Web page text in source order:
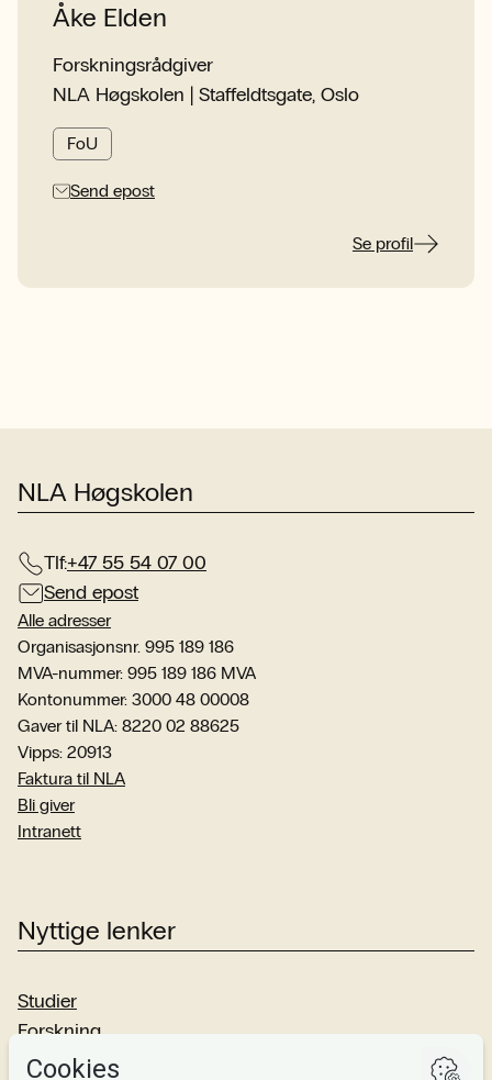
Åke Elden
Forskningsrådgiver
NLA Høgskolen | Staffeldtsgate, Oslo
FoU
Send epost
Se profil
NLA Høgskolen
Tlf:+47 55 54 07 00
Send epost
Alle adresser
Organisasjonsnr. 995 189 186
MVA-nummer: 995 189 186 MVA
Kontonummer: 3000 48 00008
Gaver til NLA: 8220 02 88625
Vipps: 20913
Faktura til NLA
Bli giver
Intranett
Nyttige lenker
Studier
Forskning
Om oss